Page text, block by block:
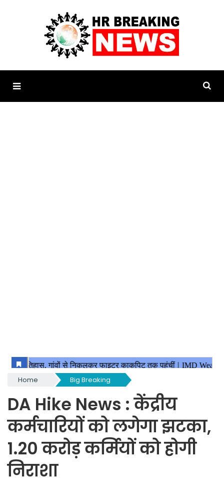
Home Big Breaking
DA Hike News : केंद्रीय
कर्मचारियों को लगेगा झटका,
1.20 करोड़ कर्मियों को होगी
निराशा